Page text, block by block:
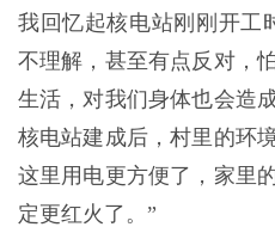
我回忆起核电站刚刚开工
不理解，甚至有点反对，
生活，对我们身体也会造
核电站建成后，村里的环
这里用电更方便了，家里
定更红火了。”